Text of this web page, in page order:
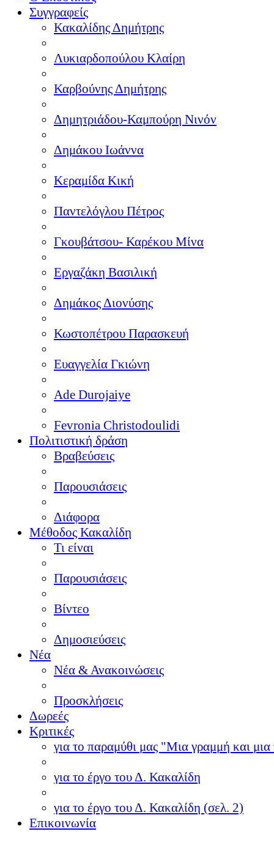
Συγγραφείς
Κακαλίδης Δημήτρης
Λυκιαρδοπούλου Κλαίρη
Καρβούνης Δημήτρης
Δημητριάδου-Καμπούρη Νινόν
Δημάκου Ιωάννα
Κεραμίδα Κική
Παντελόγλου Πέτρος
Γκουβάτσου- Καρέκου Μίνα
Εργαζάκη Βασιλική
Δημάκος Διονύσης
Κωστοπέτρου Παρασκευή
Ευαγγελία Γκιώνη
Ade Durojaiye
Fevronia Christodoulidi
Πολιτιστική δράση
Βραβεύσεις
Παρουσιάσεις
Διάφορα
Μέθοδος Κακαλίδη
Τι είναι
Παρουσιάσεις
Βίντεο
Δημοσιεύσεις
Νέα
Νέα & Ανακοινώσεις
Προσκλήσεις
Δωρεές
Κριτικές
για το παραμύθι μας "Μια γραμμή και μια
για το έργο του Δ. Κακαλίδη
για το έργο του Δ. Κακαλίδη (σελ. 2)
Επικοινωνία